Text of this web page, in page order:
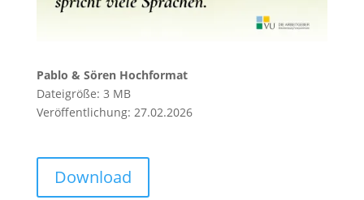
Pablo & Sören Hochformat
Dateigröße: 3 MB
Veröffentlichung: 27.02.2026
Download